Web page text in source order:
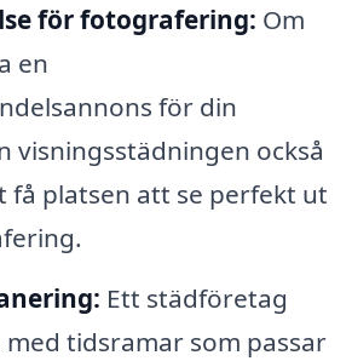
för fotografering: Om
en
för din
visningsstädningen också
få platsen att se perfekt ut
Ett städföretag
tidsramar som passar